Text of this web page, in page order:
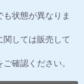
状態が異なりま
しては販売して
確認ください。